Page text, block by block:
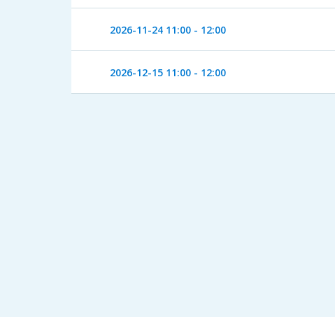
2026-11-24 11:00 - 12:00
2026-12-15 11:00 - 12:00